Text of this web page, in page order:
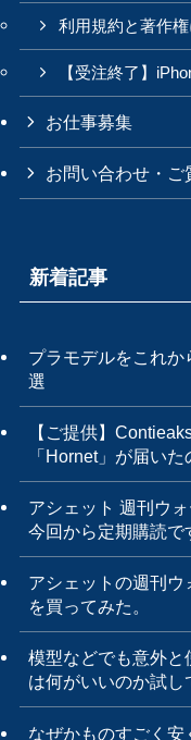
利用規約と著作
【受注終了】
お仕事募集
お問い合わせ・ご
新着記事
プラモデルをこれ
選
【ご提供】
「Hornet」が届い
アシェット 週刊ウ
今回から定期購読で
アシェットの週刊
を買ってみた。
模型などでも意外と
は何がいいのか試し
なぜかものすごく